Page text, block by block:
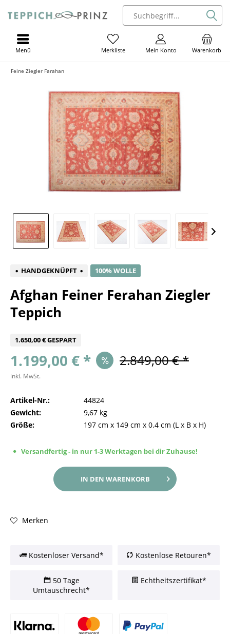
Warenkorb
Mein Konto
Merkliste
Menü
Feine Ziegler Farahan
HANDGEKNÜPFT 100% WOLLE
Afghan Feiner Ferahan Ziegler
Teppich
1.650,00 € GESPART
1.199,00 € * 2.849,00 € *
inkl. MwSt.
Artikel-Nr.:
44824
Gewicht:
9,67 kg
Größe:
197 cm x 149 cm x 0.4 cm (L x B x H)
Versandfertig - in nur 1-3 Werktagen bei dir Zuhause!
IN DEN WARENKORB
Merken
Kostenloser Versand* Kostenlose Retouren*
50 Tage
Umtauschrecht*
Echtheitszertifikat*